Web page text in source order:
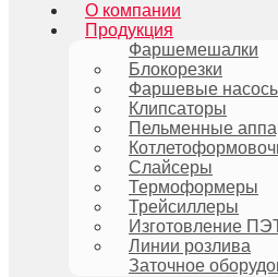
О компании
Продукция
Фаршемешалки
Блокорезки
Фаршевые
Клипсаторы
Пельменные
Слайсеры
Термоформеры
Трейсиллеры
Изготовление
Линии розлива
Заточное